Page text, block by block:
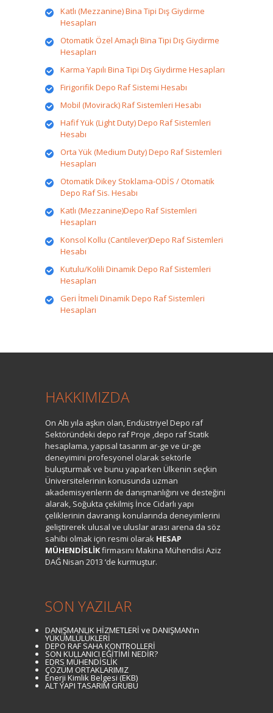
Katlı (Mezzanine) Bina Tipi Dış Giydirme
Hesapları
Otomatik Özel Amaçlı Bina Tipi Dış Giydirme
Hesapları
Karma Yapılı Bina Tipi Dış Giydirme Hesapları
Firigorifik Depo Raf Sistemi Hesabı
Mobil (Movirack) Raf Sistemleri Hesabı
Hafif Yük (Light Duty) Depo Raf Sistemleri
Hesabı
Orta Yük (Medium Duty) Depo Raf Sistemleri
Hesapları
Otomatik Dikey Stoklama-ODİS / Otomatik
Depo Raf Sis. Hesabı
Katlı (Mezzanine)Depo Raf Sistemleri
Hesapları
Konsol Kollu (Cantilever)Depo Raf Sistemleri
Hesabı
Kutulu/Kolili Dinamik Depo Raf Sistemleri
Hesapları
Geri İtmeli Dinamik Depo Raf Sistemleri
Hesapları
HAKKIMIZDA
On Altı yıla aşkın olan, Endüstriyel Depo raf
Sektöründeki depo raf Proje ,depo raf Statik
hesaplama, yapısal tasarım ar-ge ve ür-ge
deneyimini profesyonel olarak sektörle
buluşturmak ve bunu yaparken Ülkenin seçkin
Üniversitelerinin konusunda uzman
akademisyenlerin de danışmanlığını ve desteğini
alarak, Soğukta çekilmiş İnce Cidarlı yapı
çeliklerinin davranışı konularında deneyimlerini
geliştirerek ulusal ve uluslar arası arena da söz
sahibi olmak için resmi olarak HESAP
MÜHENDİSLİKfirmasını Makina Mühendisi Aziz
DAĞ Nisan 2013 ‘de kurmuştur.
SON YAZILAR
DANIŞMANLIK HİZMETLERİ ve DANIŞMAN’ın
YÜKÜMLÜLÜKLERİ
DEPO RAF SAHA KONTROLLERİ
SON KULLANICI EĞİTİMİ NEDİR?
EDRS MÜHENDİSLİK
ÇÖZÜM ORTAKLARIMIZ
Enerji Kimlik Belgesi (EKB)
ALT YAPI TASARIM GRUBU